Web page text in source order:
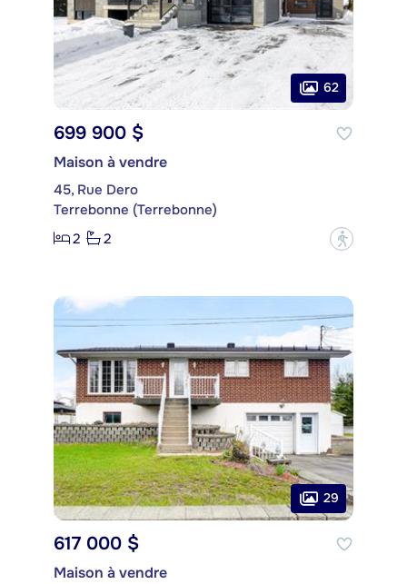
62
699 900 $
Maison à vendre
45, Rue Dero
Terrebonne (Terrebonne)
2
2 ?
29
617 000 $
Maison à vendre